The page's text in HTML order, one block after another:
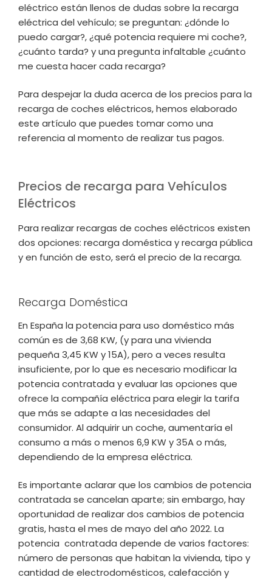
eléctrico están llenos de dudas sobre la recarga
eléctrica del vehículo; se preguntan: ¿dónde lo
puedo cargar?, ¿qué potencia requiere mi coche?,
¿cuánto tarda? y una pregunta infaltable ¿cuánto
me cuesta hacer cada recarga?
Para despejar la duda acerca de los precios para la
recarga de coches eléctricos, hemos elaborado
este artículo que puedes tomar como una
referencia al momento de realizar tus pagos.
Precios de recarga para Vehículos
Eléctricos
Para realizar recargas de coches eléctricos existen
dos opciones: recarga doméstica y recarga pública
y en función de esto, será el precio de la recarga.
Recarga Doméstica
En España la potencia para uso doméstico más
común es de 3,68 KW, (y para una vivienda
pequeña 3,45 KW y 15A), pero a veces resulta
insuficiente, por lo que es necesario modificar la
potencia contratada y evaluar las opciones que
ofrece la compañía eléctrica para elegir la tarifa
que más se adapte a las necesidades del
consumidor. Al adquirir un coche, aumentaría el
consumo a más o menos 6,9 KW y 35A o más,
dependiendo de la empresa eléctrica.
Es importante aclarar que los cambios de potencia
contratada se cancelan aparte; sin embargo, hay
oportunidad de realizar dos cambios de potencia
gratis, hasta el mes de mayo del año 2022. La
potencia contratada depende de varios factores:
número de personas que habitan la vivienda, tipo y
cantidad de electrodomésticos, calefacción y